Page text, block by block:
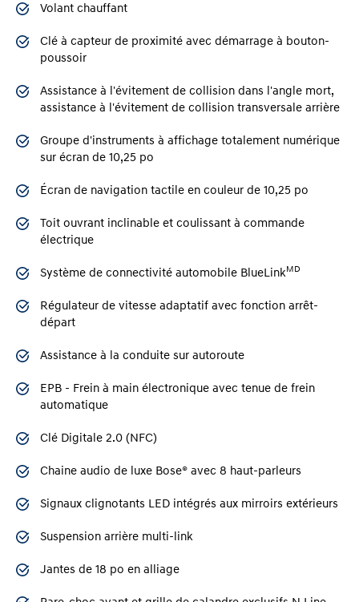
Volant chauffant
Clé à capteur de proximité avec démarrage à bouton-
poussoir
Assistance à l'évitement de collision dans l'angle mort,
assistance à l'évitement de collision transversale arrière
Groupe d'instruments à affichage totalement numérique
sur écran de 10,25 po
Écran de navigation tactile en couleur de 10,25 po
Toit ouvrant inclinable et coulissant à commande
électrique
Système de connectivité automobile BlueLinkMD
Régulateur de vitesse adaptatif avec fonction arrêt-
départ
Assistance à la conduite sur autoroute
EPB - Frein à main électronique avec tenue de frein
automatique
Clé Digitale 2.0 (NFC)
Chaine audio de luxe Bose® avec 8 haut-parleurs
Signaux clignotants LED intégrés aux mirroirs extérieurs
Suspension arrière multi-link
Jantes de 18 po en alliage